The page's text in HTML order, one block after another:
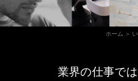
ホーム ＞
業界の仕事では